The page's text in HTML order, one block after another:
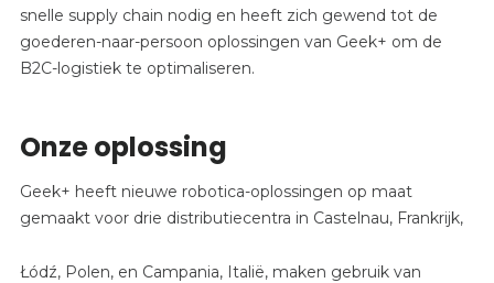
snelle supply chain nodig en heeft zich gewend tot de
goederen-naar-persoon oplossingen van Geek+ om de
B2C-logistiek te optimaliseren.
Onze oplossing
Geek+ heeft nieuwe robotica-oplossingen op maat
gemaakt voor drie distributiecentra in Castelnau, Frankrijk,
Łódź, Polen, en Campania, Italië, maken gebruik van